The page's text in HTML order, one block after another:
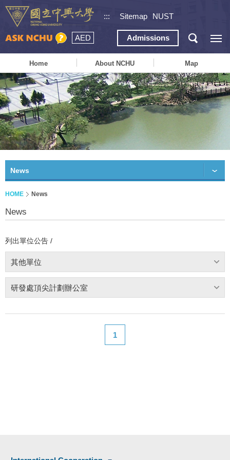
::: Sitemap NUST
AED Admissions
Home About NCHU Map
News
HOME News
News
列出單位公告 /
其他單位
研發處頂尖計劃辦公室
1